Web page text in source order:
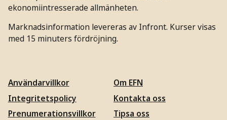
ekonomiintresserade allmänheten.
Marknadsinformation levereras av Infront. Kurser visas
med 15 minuters fördröjning.
Användarvillkor
Integritetspolicy
Prenumerationsvillkor
Om EFN
Kontakta oss
Tipsa oss